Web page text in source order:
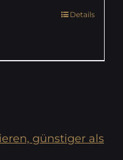
Details
günstiger als